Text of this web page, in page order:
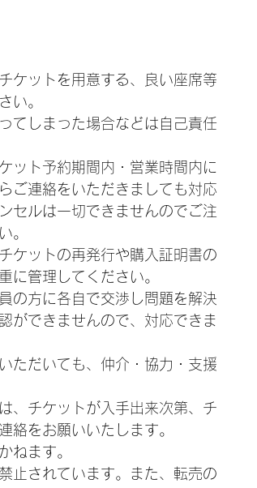
ケットを用意する、良い座席等
い。
てしまった場合などは自己責任
ット予約期間内・営業時間内に
ご連絡をいただきましても対応
セルは一切できませんのでご注
。
ケットの再発行や購入証明書の
に管理してください。
の方に各自で交渉し問題を解決
ができませんので、対応できま
ただいても、仲介・協力・支援
、チケットが入手出来次第、チ
絡をお願いいたします。
ねます。
止されています。また、転売の